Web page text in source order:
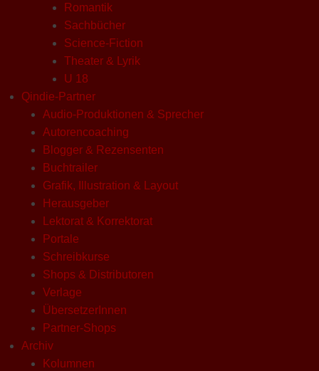
Romantik
Sachbücher
Science-Fiction
Theater & Lyrik
U 18
Qindie-Partner
Audio-Produktionen & Sprecher
Autorencoaching
Blogger & Rezensenten
Buchtrailer
Grafik, Illustration & Layout
Herausgeber
Lektorat & Korrektorat
Portale
Schreibkurse
Shops & Distributoren
Verlage
ÜbersetzerInnen
Partner-Shops
Archiv
Kolumnen